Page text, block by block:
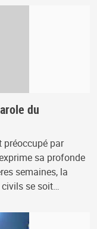
du
préoccupé par
sa profonde
semaines, la
civils se soit…